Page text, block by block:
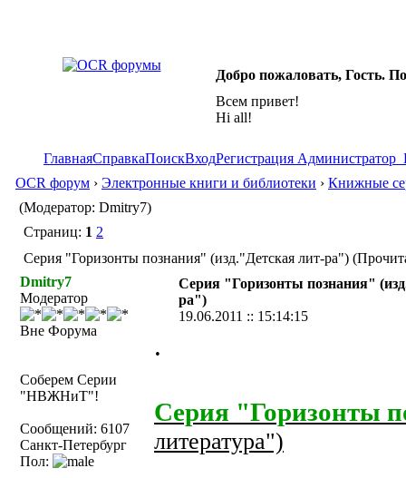
Добро пожаловать, Гость.
Всем привет!
Hi all!
ГлавнаяСправкаПоискВходРегистрация Администратор
OCR форум › Электронные книги и библиотеки › Книжные
(Модератор: Dmitry7)
Страниц: 1 2
Серия "Горизонты познания" (изд."Детская лит-ра")
Dmitry7
Модератор
Вне Форума
Соберем Серии
"НВЖНиТ"!
Сообщений: 6107
Санкт-Петербург
Пол:
Серия "Горизонты познания"
ра")
19.06.2011 :: 15:14:15
.
Серия "Горизонты
литература")